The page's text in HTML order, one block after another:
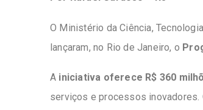
O Ministério da Ciência,
lançaram, no Rio de Janeiro, o
A iniciativa oferece R$ 360
serviços e processos inovadores.